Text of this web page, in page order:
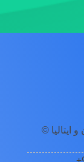
ایتالیا ©